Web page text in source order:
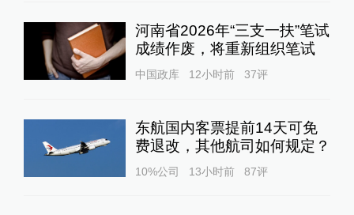
河南省2026年“三支一扶”笔试
成绩作废，将重新组织笔试
中国政库 12小时前 37评
东航国内客票提前14天可免
费退改，其他航司如何规定？
10%公司 13小时前 87评